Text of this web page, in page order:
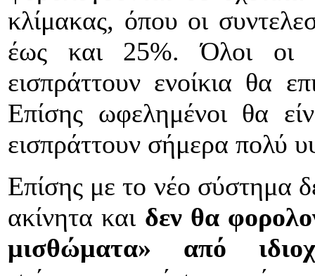
κλίμακας, όπου οι
έως και 25%. Όλοι οι
εισπράττουν ενοίκια θα
Επίσης ωφελημένοι θα
εισπράττουν σήμερα πολύ
Επίσης με το νέο σύστημα
ακίνητα και δεν θα
μισθώματα» από